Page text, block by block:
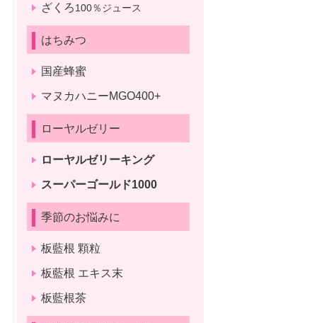
ざくろ100％ジュース
はちみつ
国産蜂蜜
マヌカハニーMGO400+
ローヤルゼリー
ローヤルゼリーキング
スーパーゴールド1000
季節のお悩みに
板藍根 顆粒
板藍根 エキス末
板藍根茶